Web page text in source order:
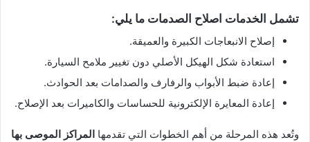
تشمل الخدمات اصلاح الصدمات ما يلي:
إصلاح الانبعاجات الكبيرة والعميقة.
استعادة شكل الهيكل الأصلي دون تغيير ملامح السيارة.
إعادة ضبط الأبواب والرفارف والصدامات بعد الحوادث.
إعادة المعايرة الإلكترونية للحساسات والكاميرات بعد الإصلاح.
وتُعد هذه المرحلة من أهم الخطوات التي تقدمها المراكز الموصى بها